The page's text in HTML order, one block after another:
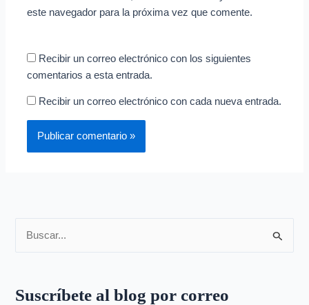
este navegador para la próxima vez que comente.
Recibir un correo electrónico con los siguientes
comentarios a esta entrada.
Recibir un correo electrónico con cada nueva entrada.
c
Suscríbete al blog por correo